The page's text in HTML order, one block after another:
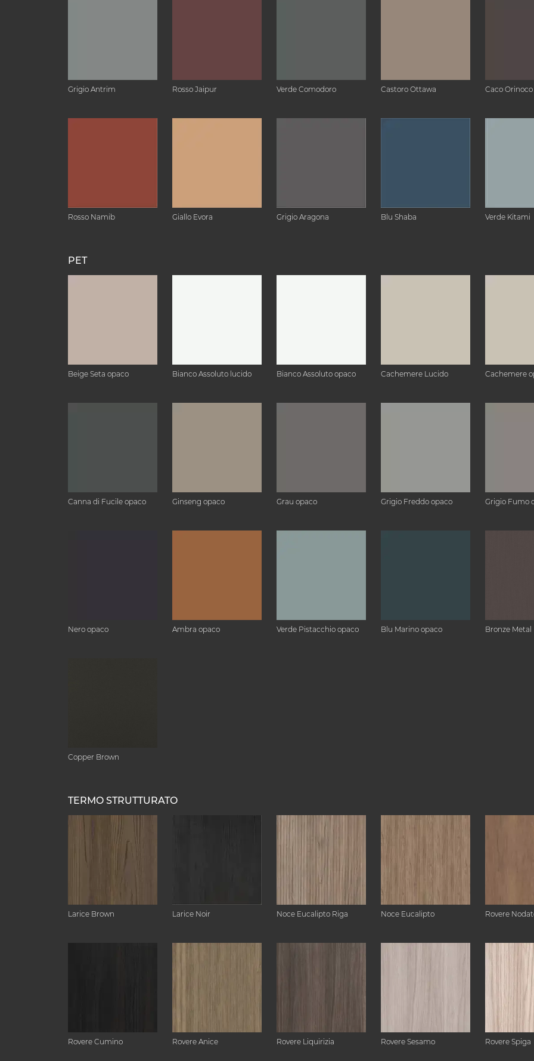
Grigio Antrim Rosso Jaipur Verde Comodoro Castoro Ottawa Caco Orinoco
Rosso Namib Giallo Evora Grigio Aragona Blu Shaba Verde Kitami
PET
Beige Seta opaco Bianco Assoluto lucido Bianco Assoluto opaco Cachemere Lucido Cachemere
Canna di Fucile opaco Ginseng opaco Grau opaco Grigio Freddo opaco Grigio Fumo
Nero opaco Ambra opaco Verde Pistacchio opaco Blu Marino opaco Bronze Metal
Copper Brown
TERMO STRUTTURATO
Larice Brown Larice Noir Noce Eucalipto Riga Noce Eucalipto Rovere
Rovere Cumino Rovere Anice Rovere Liquirizia Rovere Sesamo Rovere Spiga